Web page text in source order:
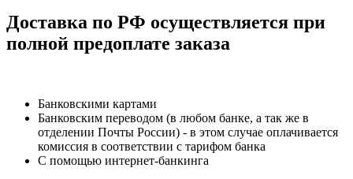
Доставка по РФ осуществляется при
полной предоплате заказа
Банковскими картами
Банковским переводом (в любом банке, а так же в
отделении Почты России) - в этом случае оплачивается
комиссия в соответствии с тарифом банка
С помощью интернет-банкинга